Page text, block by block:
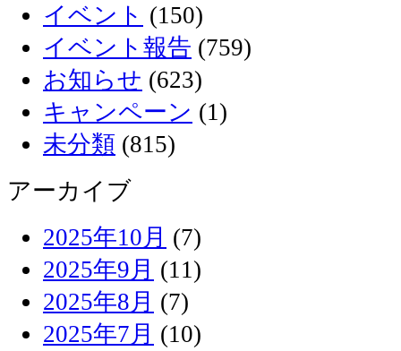
イベント (150)
イベント報告 (759)
お知らせ (623)
キャンペーン (1)
未分類 (815)
アーカイブ
2025年10月 (7)
2025年9月 (11)
2025年8月 (7)
2025年7月 (10)